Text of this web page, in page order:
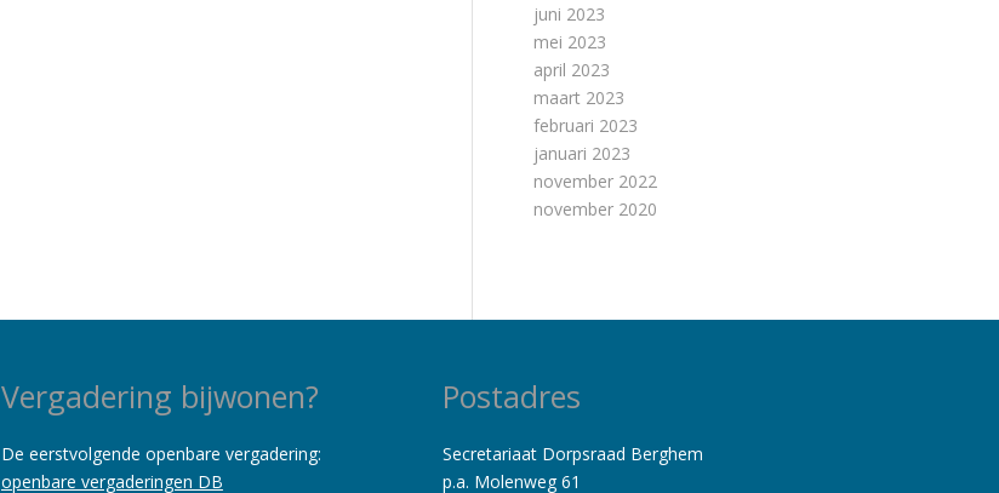
juni 2023
mei 2023
april 2023
maart 2023
februari 2023
januari 2023
november 2022
november 2020
Vergadering bijwonen?
De eerstvolgende openbare vergadering:
openbare vergaderingen DB
Postadres
Secretariaat Dorpsraad Berghem
p.a. Molenweg 61